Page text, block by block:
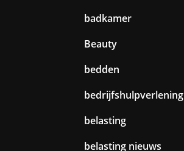
badkamer
Beauty
bedden
bedrijfshulpverlening
belasting
belasting nieuws